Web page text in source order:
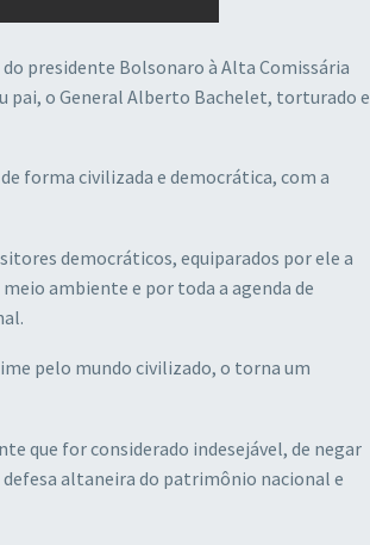
presidente Bolsonaro à Alta Comissária
pai, o General Alberto Bachelet, torturado e
forma civilizada e democrática, com a
democráticos, equiparados por ele a
ambiente e por toda a agenda de
pelo mundo civilizado, o torna um
que for considerado indesejável, de negar
altaneira do patrimônio nacional e